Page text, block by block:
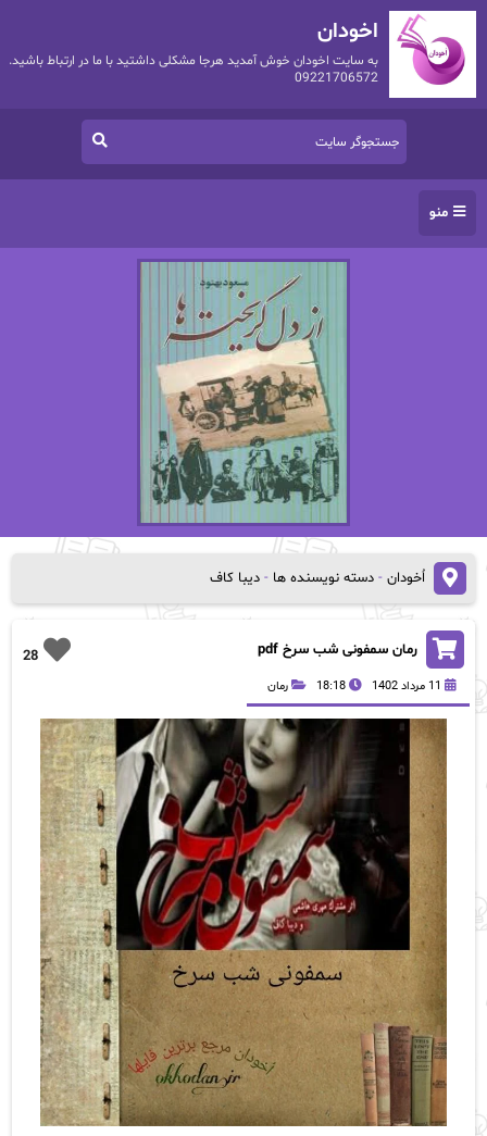
اخودان
به سایت اخودان خوش آمدید هرجا مشکلی داشتید با ما در ارتباط باشید.
09221706572
منو
اُخودان- دسته نویسنده ها - دیبا کاف
28 رمان سمفونی شب سرخ pdf
11 مرداد 1402 18:18 رمان